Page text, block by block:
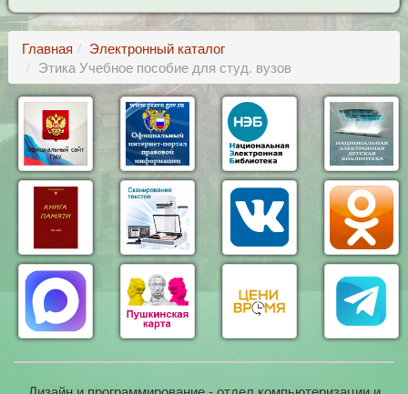
Главная
Электронный каталог
Этика Учебное пособие для студ. вузов